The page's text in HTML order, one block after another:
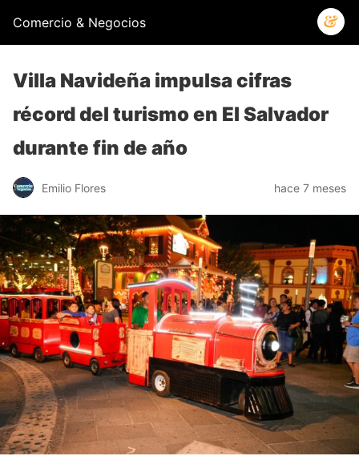
Comercio & Negocios
Villa Navideña impulsa cifras
récord del turismo en El Salvador
durante fin de año
Emilio Flores hace 7 meses